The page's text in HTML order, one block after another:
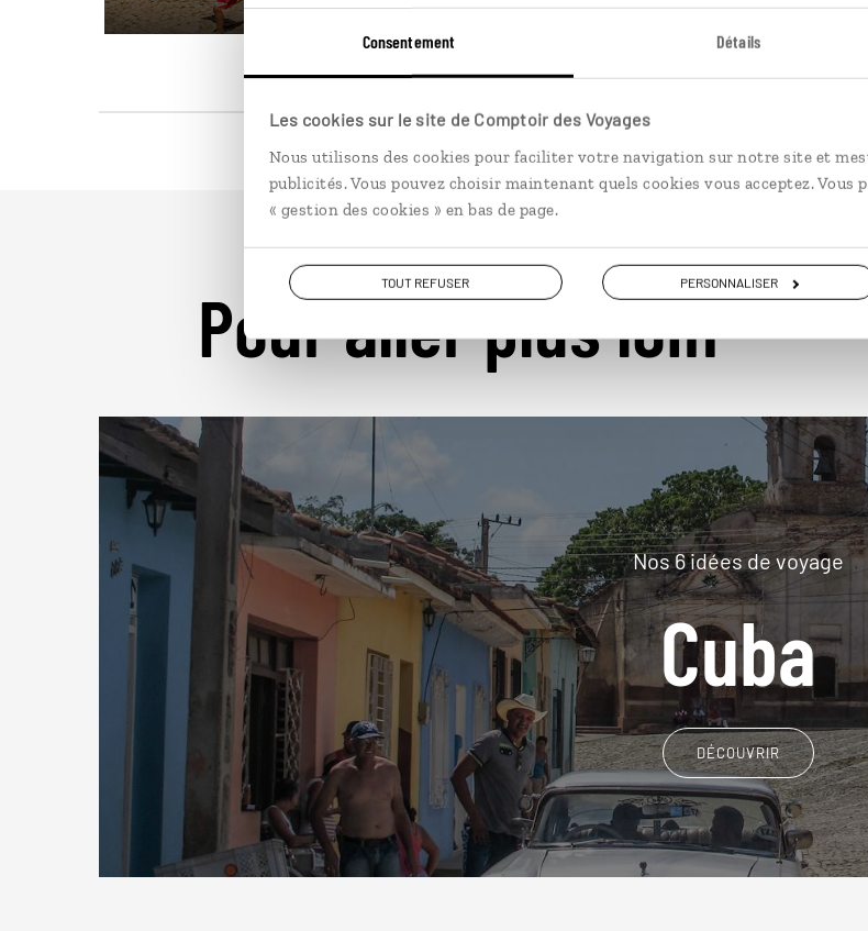
Consentement Détails
Les cookies sur le site de Comptoir des Voyages
Nous utilisons des cookies pour faciliter votre navigation sur notre site et
publicités. Vous pouvez choisir maintenant quels cookies vous acceptez.
« gestion des cookies » en bas de page.
TOUT REFUSER PERSONNALISER
Pour aller plus loin
Nos 6 idées de voyage
Cuba
DÉCOUVRIR